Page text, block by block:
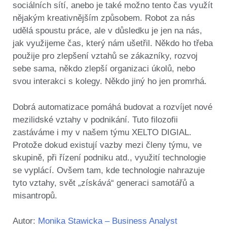
sociálních sítí, anebo je také možno tento čas využít
nějakým kreativnějším způsobem. Robot za nás
udělá spoustu práce, ale v důsledku je jen na nás,
jak využijeme čas, který nám ušetřil. Někdo ho třeba
použije pro zlepšení vztahů se zákazníky, rozvoj
sebe sama, někdo zlepší organizaci úkolů, nebo
svou interakci s kolegy. Někdo jiný ho jen promrhá.
Dobrá automatizace pomáhá budovat a rozvíjet nové
mezilidské vztahy v podnikání. Tuto filozofii
zastáváme i my v našem týmu XELTO DIGIAL.
Protože dokud existují vazby mezi členy týmu, ve
skupině, při řízení podniku atd., využití technologie
se vyplácí. Ovšem tam, kde technologie nahrazuje
tyto vztahy, svět „získává“ generaci samotářů a
misantropů.
Autor: Monika Stawicka – Business Analyst